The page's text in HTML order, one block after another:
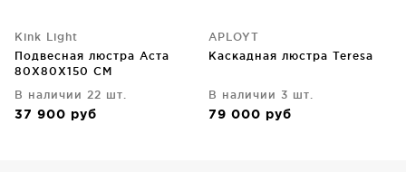
Kink Light
Подвесная люстра Аста
80X80X150 CM
В наличии 22 шт.
37 900 руб
APLOYT
Каскадная люстра Teresa
В наличии 3 шт.
79 000 руб